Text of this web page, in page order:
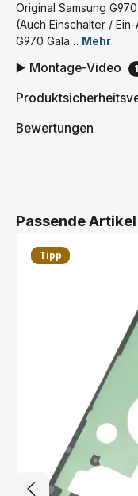
Original Samsung
(Auch Einschalter /
G970 Gala… Mehr
▶️ Montage-Video 1
Bewertungen
Produktgalerie
Passende Artikel
Tipp